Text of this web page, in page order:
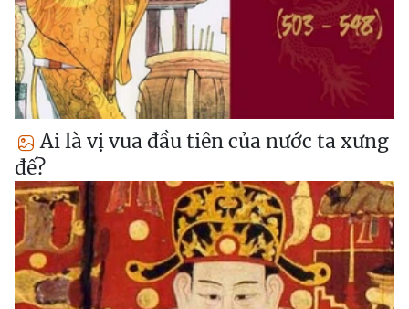
Ai là vị vua đầu tiên của nước ta xưng
đế?